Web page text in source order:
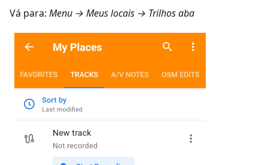
Vá para: Menu → Meus locais → Trilhosaba